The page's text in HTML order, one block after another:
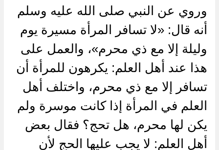
وروي عن النبي صلى الله عليه وسلم
أنه قال: «لا تسافر المرأة مسيرة يوم
وليلة إلا مع ذي محرم»، والعمل على
هذا عند أهل العلم: يكرهون للمرأة أن
تسافر إلا مع ذي محرم، واختلف أهل
العلم في المرأة إذا كانت موسرة ولم
يكن لها محرم، هل تحج؟ فقال بعض
أهل العلم: لا يجب عليها الحج لأن